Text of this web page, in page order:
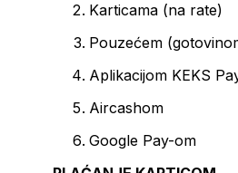
Karticama (na rate)
Pouzećem
Aplikacijom KEKS
Aircashom
Google Pay-om